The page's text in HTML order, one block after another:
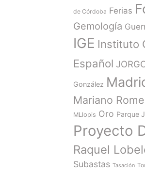
de Córdoba Ferias
Gemología
IGE Instituto
Español
González
Mariano
MLlopis Oro Parque
Proyecto
Raquel
Subastas Tasación